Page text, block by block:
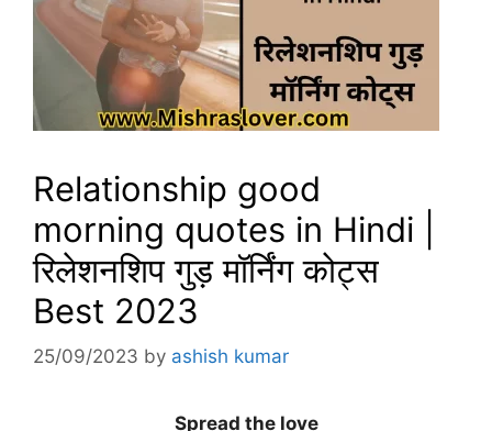
Relationship good
morning quotes in Hindi |
रिलेशनशिप गुड़ मॉर्निंग कोट्स
Best 2023
25/09/2023 by ashish kumar
Spread the love